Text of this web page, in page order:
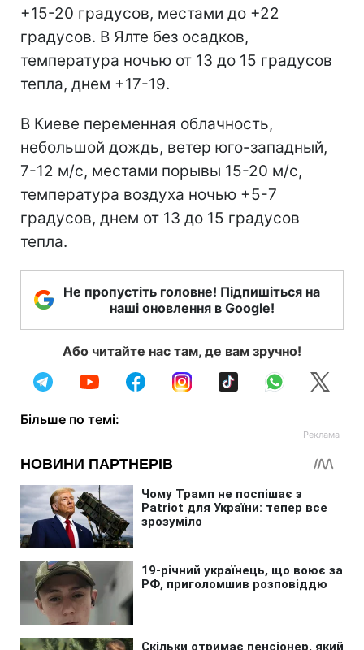
+15-20 градусов, местами до +22
градусов. В Ялте без осадков,
температура ночью от 13 до 15 градусов
тепла, днем +17-19.
В Киеве переменная облачность,
небольшой дождь, ветер юго-западный,
7-12 м/с, местами порывы 15-20 м/с,
температура воздуха ночью +5-7
градусов, днем от 13 до 15 градусов
тепла.
Не пропустіть головне! Підпишіться на
наші оновлення в Google!
Або читайте нас там, де вам зручно!
Більше по темі: